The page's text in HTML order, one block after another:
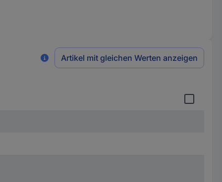
Artikel mit gleichen Werten anzeigen